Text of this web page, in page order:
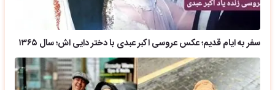
سفر به ایام قدیم؛ عکس عروسی اکبر عبدی با دختر دایی اش؛ سال ۱۳۶۵